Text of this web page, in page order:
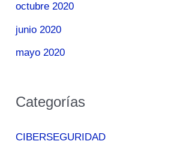
octubre 2020
junio 2020
mayo 2020
Categorías
CIBERSEGURIDAD